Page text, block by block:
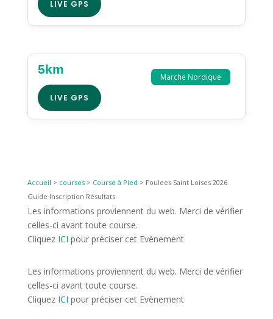
LIVE GPS
Marche Nordique
5km
LIVE GPS
Accueil > courses> Course à Pied > Foulees Saint Loises 2026
Guide Inscription Résultats
Les informations proviennent du web. Merci de vérifier
celles-ci avant toute course.
Cliquez ICI pour préciser cet Evènement
Les informations proviennent du web. Merci de vérifier
celles-ci avant toute course.
Cliquez ICI pour préciser cet Evènement